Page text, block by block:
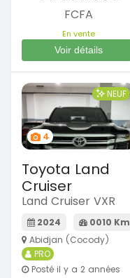
FCFA
En vente
Voir détails
4
NEUF
Toyota Land
Cruiser
Land Cruiser VXR
2024
0010 Km
Abidjan (Cocody)
PRO
Posté il y a 2 années